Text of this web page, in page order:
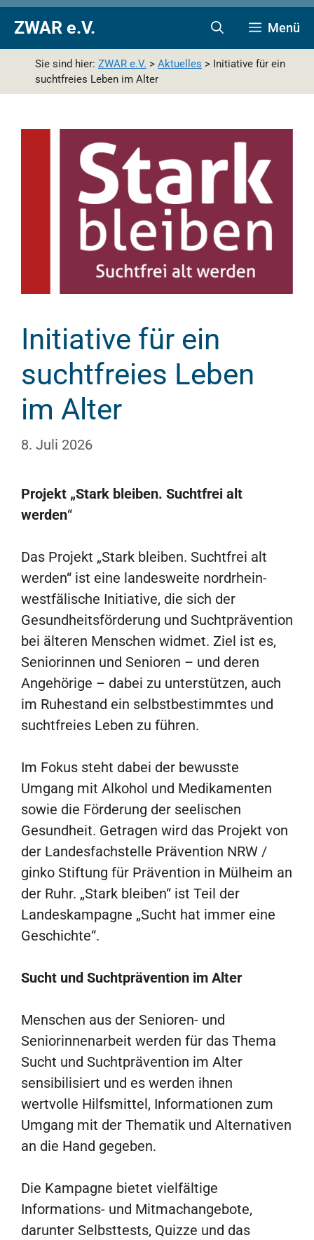
Zum
Inhalt
springen
Zur
Navigation
springen
Zum
Inhalt
springen
ZWAR e.V. Menü
Sie sind hier: ZWAR e.V. > Aktuelles > Initiative für ein
suchtfreies Leben im Alter
Initiative für ein
suchtfreies Leben
im Alter
8. Juli 2026
Projekt „Stark bleiben. Suchtfrei alt
werden“
Das Projekt „Stark bleiben. Suchtfrei alt
werden“ ist eine landesweite nordrhein-
westfälische Initiative, die sich der
Gesundheitsförderung und Suchtprävention
bei älteren Menschen widmet. Ziel ist es,
Seniorinnen und Senioren – und deren
Angehörige – dabei zu unterstützen, auch
im Ruhestand ein selbstbestimmtes und
suchtfreies Leben zu führen.
Im Fokus steht dabei der bewusste
Umgang mit Alkohol und Medikamenten
sowie die Förderung der seelischen
Gesundheit. Getragen wird das Projekt von
der Landesfachstelle Prävention NRW /
ginko Stiftung für Prävention in Mülheim an
der Ruhr. „Stark bleiben“ ist Teil der
Landeskampagne „Sucht hat immer eine
Geschichte“.
Sucht und Suchtprävention im Alter
Menschen aus der Senioren- und
Seniorinnenarbeit werden für das Thema
Sucht und Suchtprävention im Alter
sensibilisiert und es werden ihnen
wertvolle Hilfsmittel, Informationen zum
Umgang mit der Thematik und Alternativen
an die Hand gegeben.
Die Kampagne bietet vielfältige
Informations- und Mitmachangebote,
darunter Selbsttests, Quizze und das